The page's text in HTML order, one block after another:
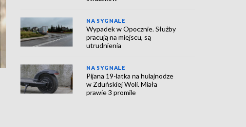
NA SYGNALE
Wypadek w Opocznie. Służby
pracują na miejscu, są
utrudnienia
NA SYGNALE
Pijana 19-latka na hulajnodze
w Zduńskiej Woli. Miała
prawie 3 promile